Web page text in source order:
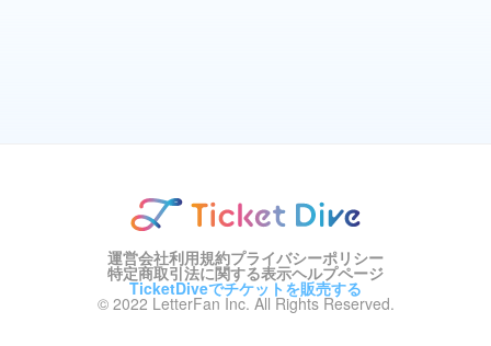
運営会社利用規約プライバシーポリシー
特定商取引法に関する表示ヘルプページ
TicketDiveでチケットを販売する
© 2022 LetterFan Inc. All Rights Reserved.